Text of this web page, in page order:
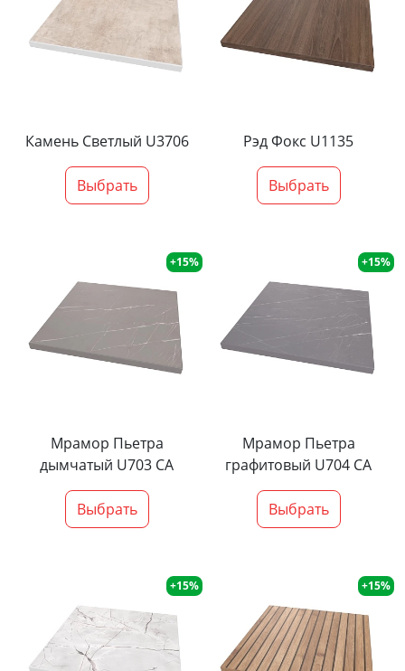
Камень Светлый U3706
Выбрать
Рэд Фокс U1135
Выбрать
+15%
Мрамор Пьетра
дымчатый U703 CA
Выбрать
+15%
Мрамор Пьетра
графитовый U704 CA
Выбрать
+15% +15%